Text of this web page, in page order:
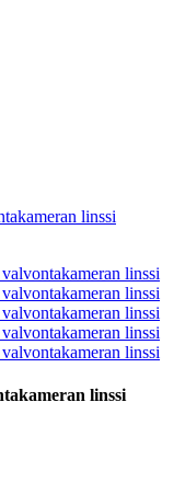
linssi